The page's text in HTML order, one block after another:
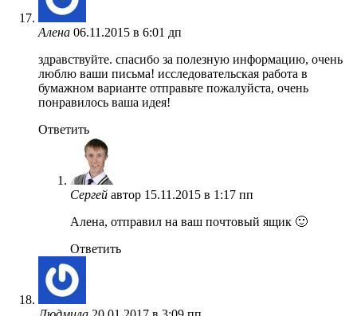
Алена 06.11.2015 в 6:01 дп
здравствуйте. спасибо за полезную информацию, очень
люблю ваши письма! исследовательская работа в
бумажном варианте отправьте пожалуйста, очень
понравилось ваша идея!
Ответить
Сергей автор 15.11.2015 в 1:17 пп
Алена, отправил на ваш почтовый ящик 🙂
Ответить